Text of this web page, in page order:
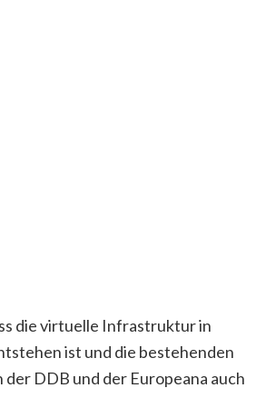
die virtuelle Infrastruktur in
ist und die bestehenden
DDB und der Europeana auch